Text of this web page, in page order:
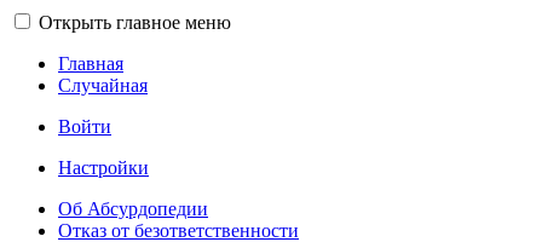
Открыть главное меню
Главная
Случайная
Войти
Настройки
Об Абсурдопедии
Отказ от безответственности